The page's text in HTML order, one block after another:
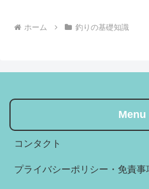
ホーム 釣りの基礎知識
Menu
コンタクト
プライバシーポリシー・免責